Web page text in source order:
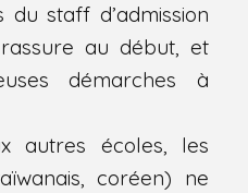
du staff d’admission
au début, et
démarches à
autres écoles, les
coréen) ne